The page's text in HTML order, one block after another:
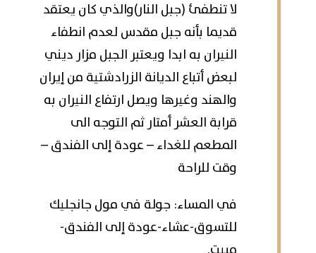
لا تنطفئ (جبل النار)والذي كان يعتقد
قديما بأنه جبل مقدس لعدم انطفاء
النيران به ابدا ويعتبر الجبل مزار ديني
لبعض أتباع الديانة الزرادشتية من إيران
والهند وغيرها ويصل ارتفاع النيران به
قرابة العشر أمتار ثم التوجه الى
المطعم للغداء – عودة إلى الفندق –
وقت للراحة
في المساء: جولة في مول جانجليك
للتسوق-عشاء-عودة إلى الفندق-